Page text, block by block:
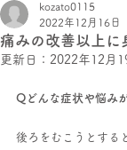
痛みの改善以上に
kozato0115
2022年12月16日
更新日： 2022年12月
Qどんな症状や悩み
後ろをむこうとする